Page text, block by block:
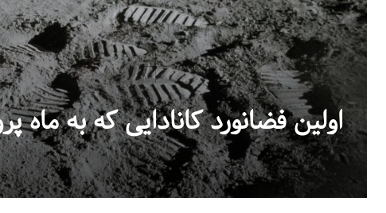
اولین فضانورد کانادایی که به ماه